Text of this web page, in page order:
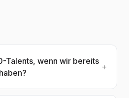
Talents, wenn wir bereits
+